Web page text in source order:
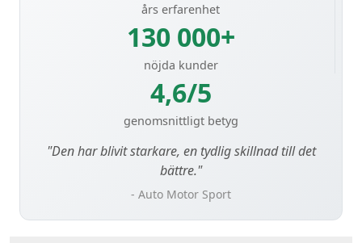
års erfarenhet
130 000+
nöjda kunder
4,6/5
genomsnittligt betyg
"Den har blivit starkare, en tydlig skillnad till det
bättre."
- Auto Motor Sport